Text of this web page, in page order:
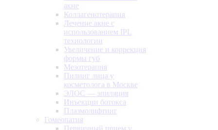
акне
Коллагенотерапия
Лечение акне с
использованием IPL
технологии
Увеличение и коррекция
формы губ
Мезотерапия
Пилинг лица у
косметолога в Москве
ЭЛОС — эпиляция
Инъекции ботокса
Плазмолифтинг
Гомеопатия
Первичный прием у